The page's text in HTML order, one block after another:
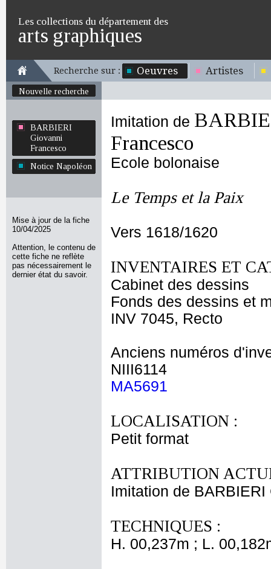
Les collections du département des
arts graphiques
Recherche sur : Oeuvres Artistes
Nouvelle recherche
BARBIERI
Giovanni
Francesco
Notice Napoléon
Mise à jour de la fiche
10/04/2025
Attention, le contenu de
cette fiche ne reflète
pas nécessairement le
dernier état du savoir.
Imitation de
Francesco
Ecole bolonaise
Le Temps et la Paix
Vers 1618/1620
INVENTAIRES ET
Cabinet des dessins
Fonds des dessins et
INV 7045, Recto
Anciens numéros
NIII6114
MA5691
LOCALISATION :
Petit format
ATTRIBUTION
Imitation de
TECHNIQUES :
H. 00,237m ; L.